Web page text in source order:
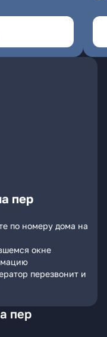
пер
по номеру дома на
окне
перезвонит и
пер